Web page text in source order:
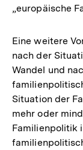
„europäische
Eine weitere
nach der
Wandel und
Situation der
mehr oder
Familienpolitik